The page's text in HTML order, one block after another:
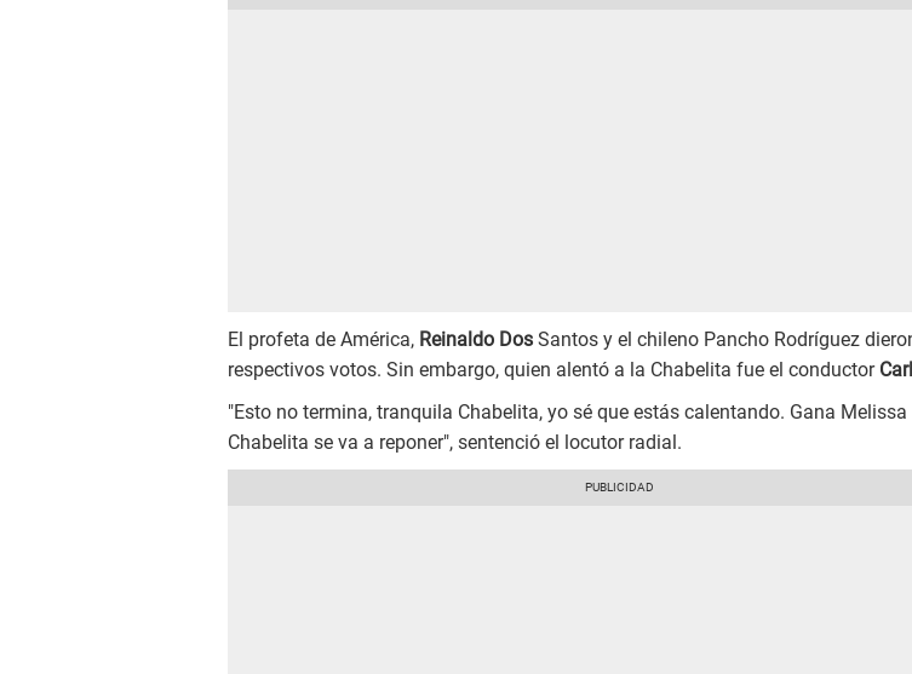
El profeta de América, Reinaldo Dos Santos y el chileno Pancho Rodríguez
respectivos votos. Sin embargo, quien alentó a la Chabelita fue el conductor
"Esto no termina, tranquila Chabelita, yo sé que estás calentando. Gana Melissa
Chabelita se va a reponer", sentenció el locutor radial.